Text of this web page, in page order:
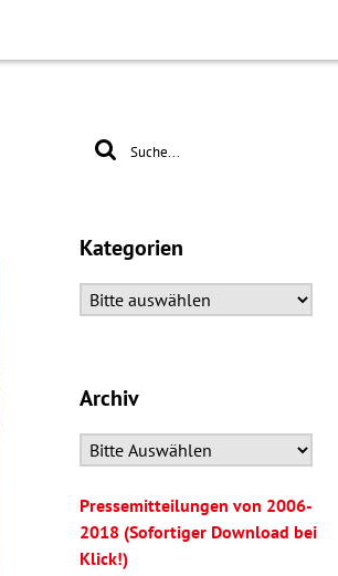
Kategorien
Archiv
Pressemitteilungen von 2006-
2018 (Sofortiger Download bei
Klick!)